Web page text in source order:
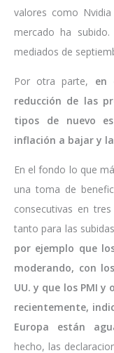
valores como
mercado ha
mediados de
Por otra parte,
en
reducción de las
tipos de nuevo
inflación a bajar y
En el fondo lo que
una toma de
consecutivas en
tanto para las
por ejemplo que
moderando, con
UU. y que los PMI
recientemente,
Europa están
hecho, las